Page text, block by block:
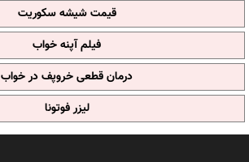
قیمت شیشه سکوریت
فیلم آپنه خواب
درمان قطعی خروپف در خواب
لیزر فوتونا